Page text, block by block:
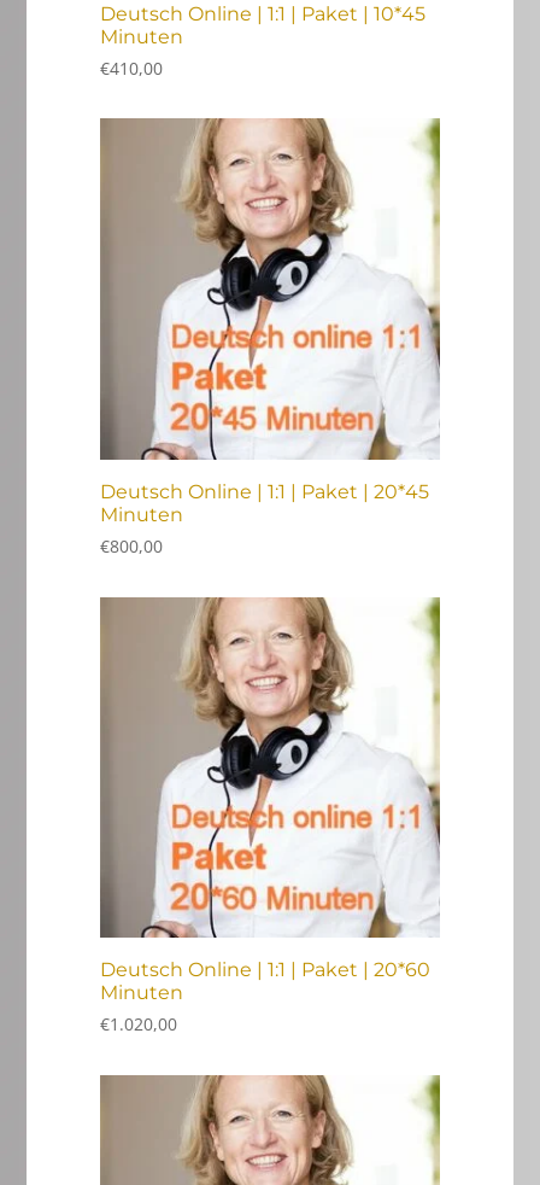
Deutsch Online | 1:1 | Paket | 10*45
Minuten
€410,00
Deutsch Online | 1:1 | Paket | 20*45
Minuten
€800,00
Deutsch Online | 1:1 | Paket | 20*60
Minuten
€1.020,00